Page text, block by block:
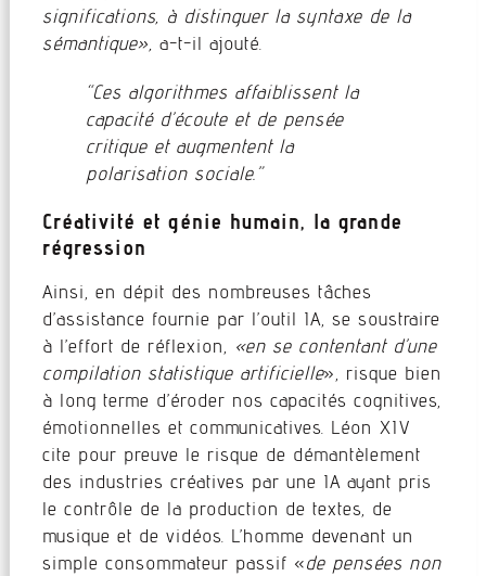
significations, à distinguer la syntaxe de la
sémantique», a-t-il ajouté.
“Ces algorithmes affaiblissent la
capacité d’écoute et de pensée
critique et augmentent la
polarisation sociale.”
Créativité et génie humain, la grande
régression
Ainsi, en dépit des nombreuses tâches
d’assistance fournie par l’outil IA, se soustraire
à l’effort de réflexion, «en se contentant d’une
compilation statistique artificielle», risque bien
à long terme d’éroder nos capacités cognitives,
émotionnelles et communicatives. Léon XIV
cite pour preuve le risque de démantèlement
des industries créatives par une IA ayant pris
le contrôle de la production de textes, de
musique et de vidéos. L’homme devenant un
simple consommateur passif «de pensées non